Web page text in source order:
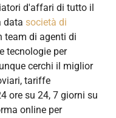
d'affari di tutto il
data società di
team di agenti di
tecnologie per
cerchi il miglior
tariffe
ore su 24, 7 giorni su
online per